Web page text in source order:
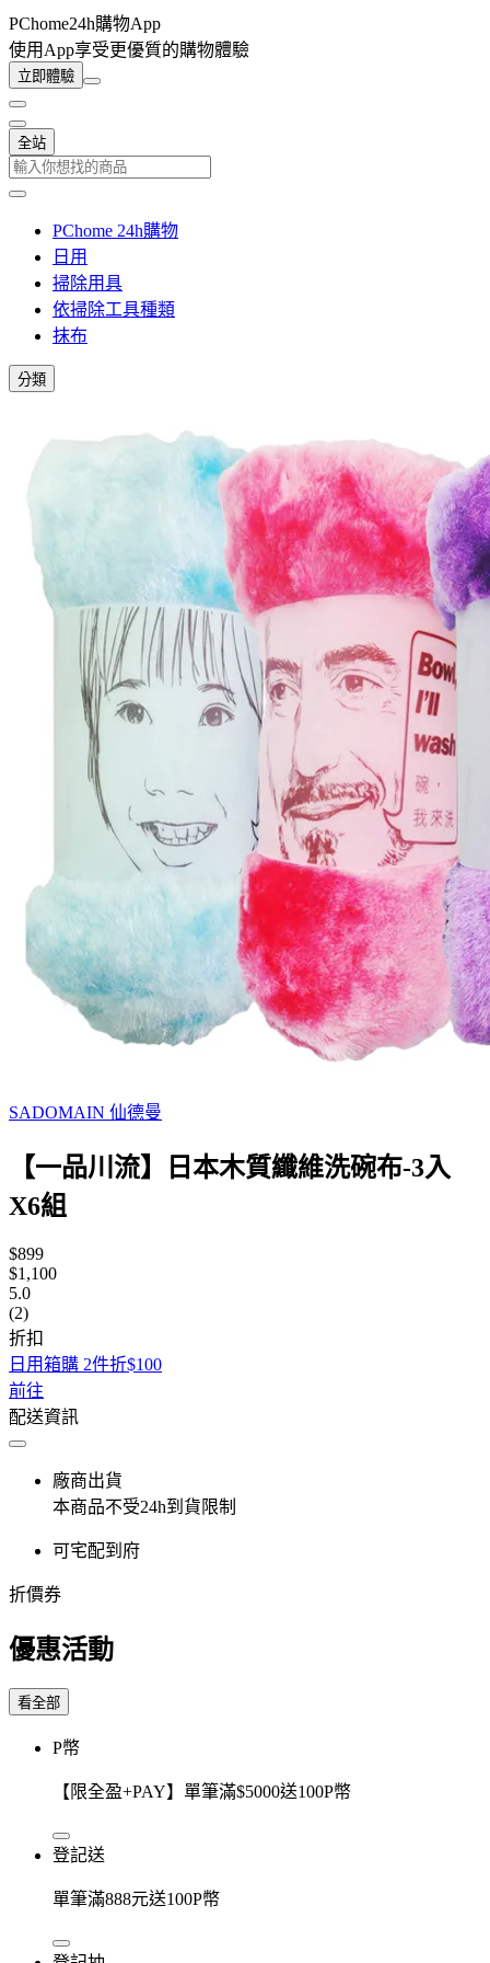
PChome24h購物App
使用App享受更優質的購物體驗
立即體驗
全站
PChome 24h購物
日用
掃除用具
依掃除工具種類
抹布
分類
SADOMAIN 仙德曼
【一品川流】日本木質纖維洗碗布-3入
X6組
$899
$1,100
5.0
(2)
折扣
日用箱購 2件折$100
前往
配送資訊
廠商出貨
本商品不受24h到貨限制
可宅配到府
折價券
優惠活動
看全部
P幣
【限全盈+PAY】單筆滿$5000送100P幣
登記送
單筆滿888元送100P幣